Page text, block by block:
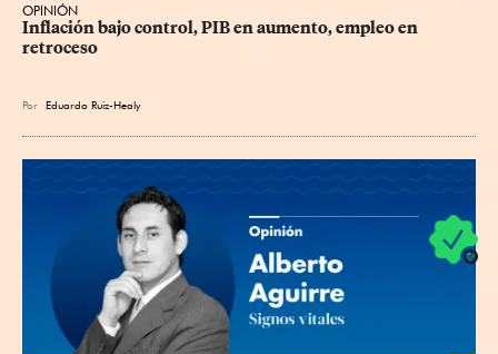
OPINIÓN
Inflación bajo control, PIB en aumento, empleo en
retroceso
Por Eduardo Ruiz-Healy